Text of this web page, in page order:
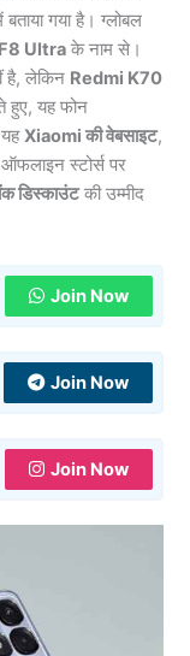
गया है। ग्लोबल
Ultra के नाम से।
है, लेकिन Redmi K70
यह फोन
यहXiaomi की वेबसाइट,
स्टोर्स पर
डिस्काउंटकी उम्मीद
Join Now
Join Now
Join Now